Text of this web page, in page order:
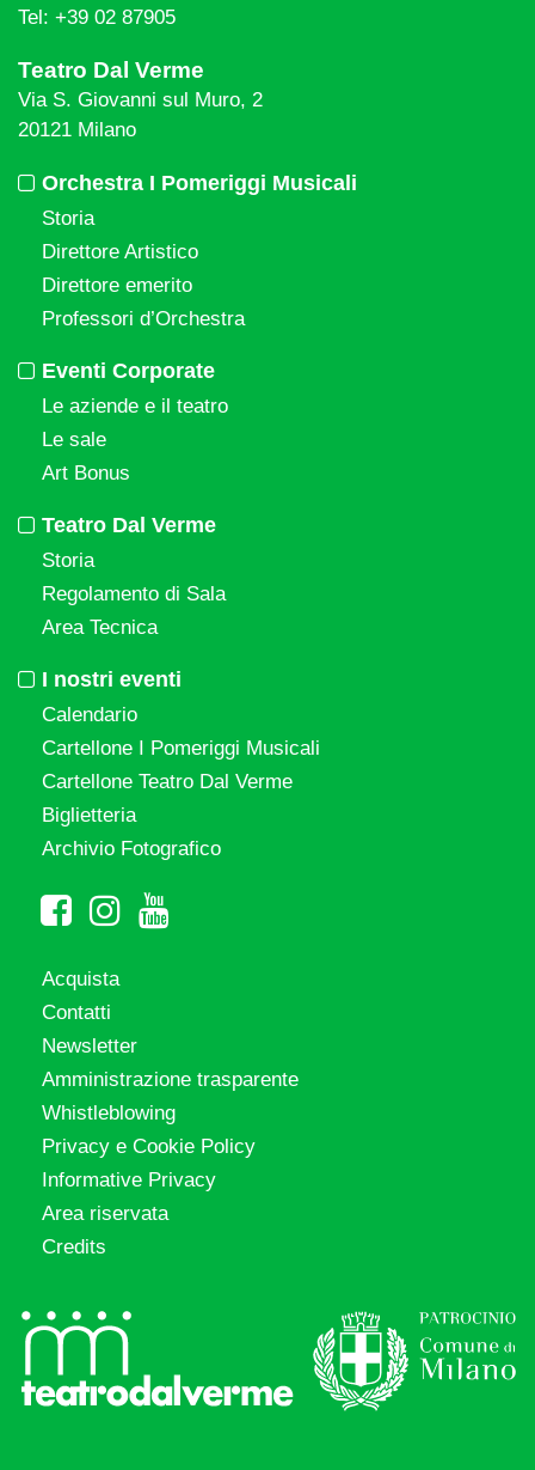
Tel: +39 02 87905
Teatro Dal Verme
Via S. Giovanni sul Muro, 2
20121 Milano
Orchestra I Pomeriggi Musicali
Storia
Direttore Artistico
Direttore emerito
Professori d’Orchestra
Eventi Corporate
Le aziende e il teatro
Le sale
Art Bonus
Teatro Dal Verme
Storia
Regolamento di Sala
Area Tecnica
I nostri eventi
Calendario
Cartellone I Pomeriggi Musicali
Cartellone Teatro Dal Verme
Biglietteria
Archivio Fotografico
Acquista
Contatti
Newsletter
Amministrazione trasparente
Whistleblowing
Privacy e Cookie Policy
Informative Privacy
Area riservata
Credits